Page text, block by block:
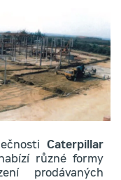
Caterpillar
různé formy
prodávaných